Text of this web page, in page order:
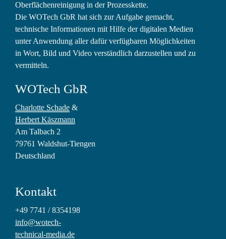
Oberflächenreinigung in der Prozesskette.
Die WOTech GbR hat sich zur Aufgabe gemacht,
technische Informationen mit Hilfe der digitalen Medien
unter Anwendung aller dafür verfügbaren Möglichkeiten
in Wort, Bild und Video verständlich darzustellen und zu
vermitteln.
WOTech GbR
Charlotte Schade &
Herbert Käszmann
Am Talbach 2
79761 Waldshut-Tiengen
Deutschland
Kontakt
+49 7741 / 8354198
info@wotech-
technical-media.de